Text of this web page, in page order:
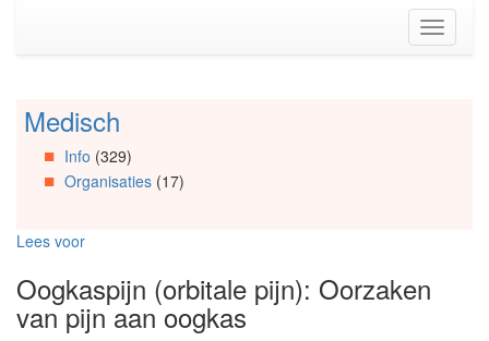
(Accesskey
Toggle
Spring
Artikels
Spring
Spring
Organisaties
Spring
Medisch
Info (329)
Organisaties(17)
Lees voor
Oogkaspijn (orbitale pijn): Oorzaken
van pijn aan oogkas